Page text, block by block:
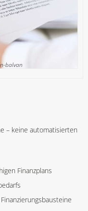
balvan
– keine automatisierten
Finanzplans